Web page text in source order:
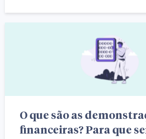
O que são as
financeiras? Para que